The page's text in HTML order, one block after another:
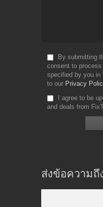
By submitting
consent to
specified by you in
to our Privacy
I agree to be
and deals from
ส่งข้อความถึง